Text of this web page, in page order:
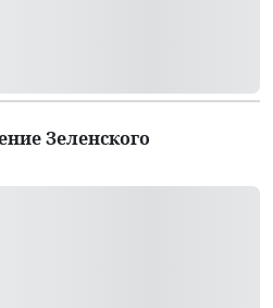
Зеленского